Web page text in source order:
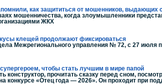
как защититься от мошенников, выдающих
мошенничества, когда злоумышленники
ЖКХ
клещей продолжают фиксироваться
Межрегионального управления № 72, с 27 июля
чтобы стать лучшим в мире папой
конструктор, прочитать сказку перед сном,
конкурсе «Отец года — 2026». Он проходит при